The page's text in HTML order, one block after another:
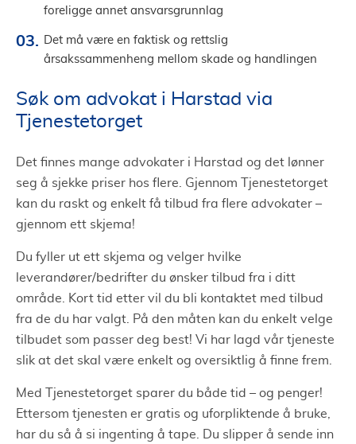
foreligge annet ansvarsgrunnlag
Det må være en faktisk og rettslig
årsakssammenheng mellom skade og handlingen
Søk om advokat i Harstad via
Tjenestetorget
Det finnes mange advokater i Harstad og det lønner
seg å sjekke priser hos flere. Gjennom Tjenestetorget
kan du raskt og enkelt få tilbud fra flere advokater –
gjennom ett skjema!
Du fyller ut ett skjema og velger hvilke
leverandører/bedrifter du ønsker tilbud fra i ditt
område. Kort tid etter vil du bli kontaktet med tilbud
fra de du har valgt. På den måten kan du enkelt velge
tilbudet som passer deg best! Vi har lagd vår tjeneste
slik at det skal være enkelt og oversiktlig å finne frem.
Med Tjenestetorget sparer du både tid – og penger!
Ettersom tjenesten er gratis og uforpliktende å bruke,
har du så å si ingenting å tape. Du slipper å sende inn